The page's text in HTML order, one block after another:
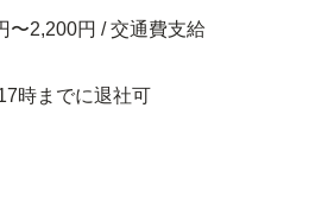
〜2,200円 / 交通費支給
時までに退社可